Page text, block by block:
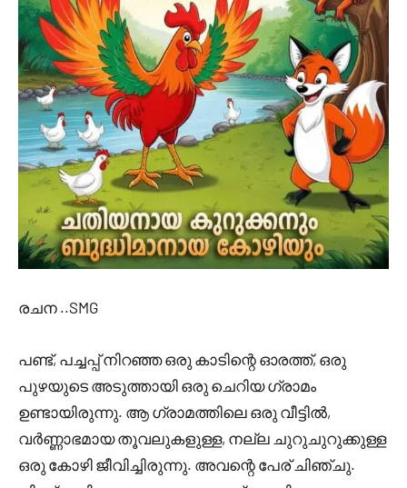
രചന ..SMG
പണ്ട്, പച്ചപ്പ് നിറഞ്ഞ ഒരു കാടിന്റെ ഓരത്ത്, ഒരു
പുഴയുടെ അടുത്തായി ഒരു ചെറിയ ഗ്രാമം
ഉണ്ടായിരുന്നു. ആ ഗ്രാമത്തിലെ ഒരു വീട്ടിൽ,
വർണ്ണാഭമായ തൂവലുകളുള്ള, നല്ല ചുറുചുറുക്കുള്ള
ഒരു കോഴി ജീവിച്ചിരുന്നു. അവന്റെ പേര് ചിഞ്ചു.